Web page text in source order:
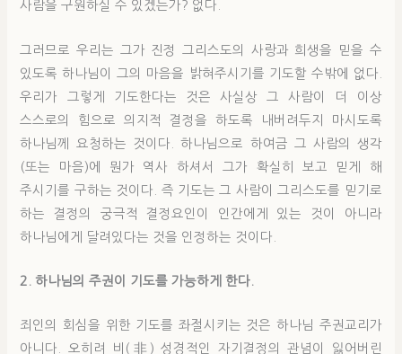
사람을 구원하실 수 있겠는가? 없다.
그러므로 우리는 그가 진정 그리스도의 사랑과 희생을 믿을 수
있도록 하나님이 그의 마음을 밝혀주시기를 기도할 수밖에 없다.
우리가 그렇게 기도한다는 것은 사실상 그 사람이 더 이상
스스로의 힘으로 의지적 결정을 하도록 내버려두지 마시도록
하나님께 요청하는 것이다. 하나님으로 하여금 그 사람의 생각
(또는 마음)에 뭔가 역사 하셔서 그가 확실히 보고 믿게 해
주시기를 구하는 것이다. 즉 기도는 그 사람이 그리스도를 믿기로
하는 결정의 궁극적 결정요인이 인간에게 있는 것이 아니라
하나님에게 달려있다는 것을 인정하는 것이다.
2.하나님의주권이 기도를가능하게 한다.
죄인의 회심을 위한 기도를 좌절시키는 것은 하나님 주권교리가
아니다. 오히려 비(非) 성경적인 자기결정의 관념이 잃어버린